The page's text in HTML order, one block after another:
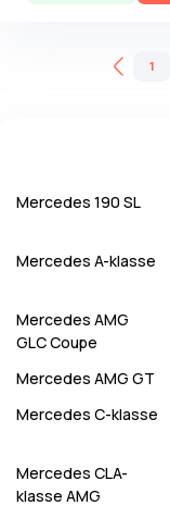
1
Mercedes 190 SL
Mercedes A-klasse
Mercedes AMG
GLC Coupe
Mercedes AMG GT
Mercedes C-klasse
Mercedes CLA-
klasse AMG